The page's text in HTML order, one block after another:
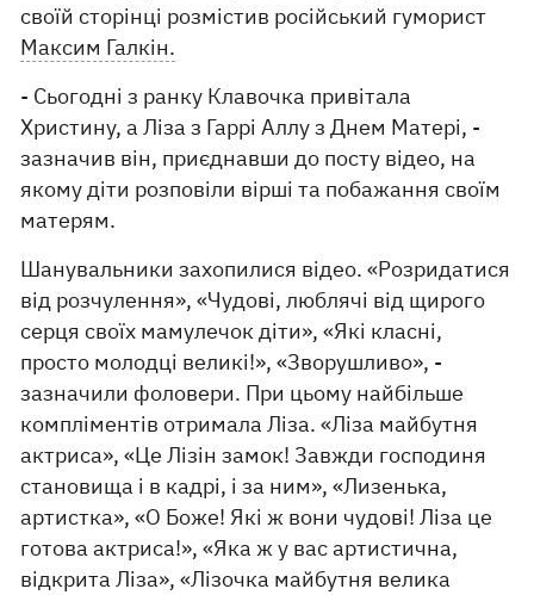
своїй сторінці розмістив російський гуморист
Максим Галкін.
- Сьогодні з ранку Клавочка привітала
Христину, а Ліза з Гаррі Аллу з Днем Матері, -
зазначив він, приєднавши до посту відео, на
якому діти розповіли вірші та побажання своїм
матерям.
Шанувальники захопилися відео. «Розридатися
від розчулення», «Чудові, люблячі від щирого
серця своїх мамулечок діти», «Які класні,
просто молодці великі!», «Зворушливо», -
зазначили фоловери. При цьому найбільше
компліментів отримала Ліза. «Ліза майбутня
актриса», «Це Лізін замок! Завжди господиня
становища і в кадрі, і за ним», «Лизенька,
артистка», «О Боже! Які ж вони чудові! Ліза це
готова актриса!», «Яка ж у вас артистична,
відкрита Ліза», «Лізочка майбутня велика